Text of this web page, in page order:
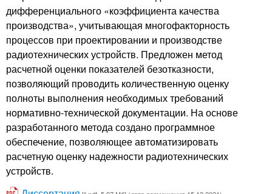
дифференциального «коэффициента качества
производства», учитывающая многофакторность
процессов при проектировании и производстве
радиотехнических устройств. Предложен метод
расчетной оценки показателей безотказности,
позволяющий проводить количественную оценку
полноты выполнения необходимых требований
нормативно-технической документации. На основе
разработанного метода создано программное
обеспечение, позволяющее автоматизировать
расчетную оценку надежности радиотехнических
устройств.